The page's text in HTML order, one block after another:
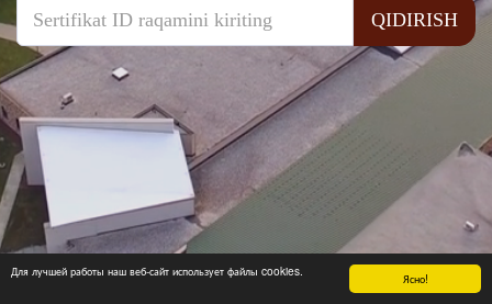
Ясно!
Для лучшей работы наш веб-сайт использует файлы cookies.
QIDIRISH